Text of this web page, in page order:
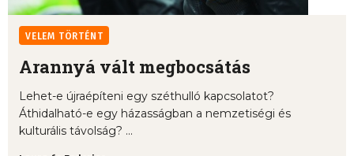
VELEM TÖRTÉNT
Arannyá vált megbocsátás
Lehet-e újraépíteni egy széthulló kapcsolatot?
Áthidalható-e egy házasságban a nemzetiségi és
kulturális távolság? ...